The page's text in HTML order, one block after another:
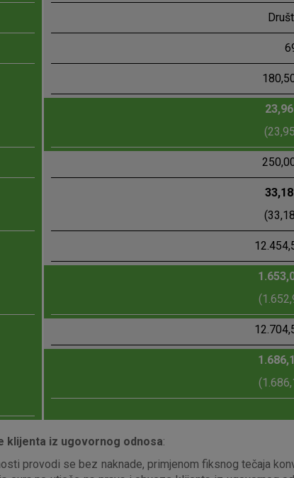
klijenta iz ugovornog odnosa:
provodi se bez naknade, primjenom fiksnog tečaja